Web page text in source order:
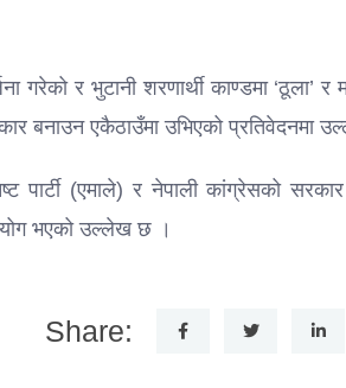
र भुटानी शरणार्थी काण्डमा ‘ठूला’ र
बनाउन एकैठाउँमा उभिएको प्रतिवेदनमा
पार्टी (एमाले) र नेपाली कांग्रेसको
भएको उल्लेख छ ।
Share: